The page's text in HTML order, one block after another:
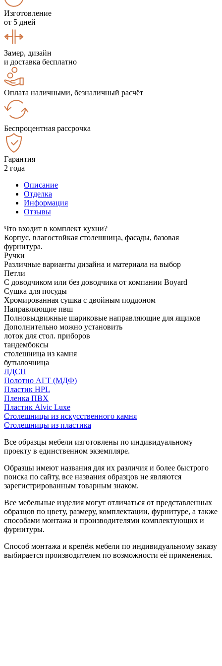
Изготовление
от 5 дней
Замер, дизайн
и доставка бесплатно
Оплата наличными, безналичный расчёт
Беспроцентная рассрочка
Гарантия
2 года
Описание
Отделка
Информация
Отзывы
Что входит в комплект кухни?
Корпус, влагостойкая столешница, фасады, базовая
фурнитура.
Ручки
Различные варианты дизайна и материала на выбор
Петли
С доводчиком или без доводчика от компании Boyard
Сушка для посуды
Хромированная сушка с двойным поддоном
Направляющие пвш
Полновыдвижные шариковые направляющие для ящиков
Дополнительно можно установить
лоток для стол. приборов
тандембоксы
столешница из камня
бутылочница
ЛДСП
Полотно АГТ (МДФ)
Пластик HPL
Пленка ПВХ
Пластик Alvic Luxe
Столешницы из искусственного камня
Столешницы из пластика
Все образцы мебели изготовлены по индивидуальному
проекту в единственном экземпляре.
Образцы имеют названия для их различия и более быстрого
поиска по сайту, все названия образцов не являются
зарегистрированным товарным знаком.
Все мебельные изделия могут отличаться от представленных
образцов по цвету, размеру, комплектации, фурнитуре, а также
способами монтажа и производителями комплектующих и
фурнитуры.
Способ монтажа и крепёж мебели по индивидуальному заказу
выбирается производителем по возможности её применения.